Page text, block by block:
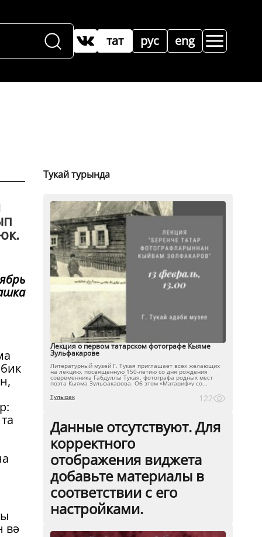
рус
тат eng
вә
Тукай турында
Лекция о первом татарском фотографе Кыяме
Зульфакарове
Литературный музей Г. Тукая приглашает всех желающих
на лекцию, посвященную 150-летию со дня рождения
современника Габдуллы Тукая, фотографа родных мест
поэта Кыяма Зульфакарова. Об этом «Магариф»у со...
Тулырак
122
Данные отсутствуют. Для
корректного
отображения виджета
добавьте материалы в
соответствии с его
настройками.